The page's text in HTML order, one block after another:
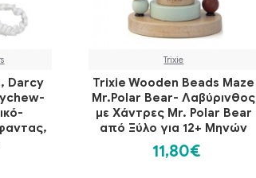
Darcy
Trixie
Trixie Wooden Beads Maze
Mr.Polar Bear- Λαβύρινθος
με Χάντρες Mr. Polar Bear
από Ξύλο για 12+ Μηνών
11,80€